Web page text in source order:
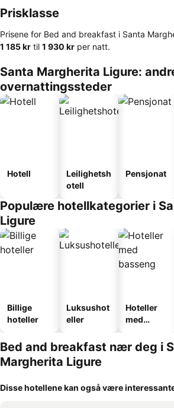
Prisklasse
Prisene for Bed and breakfast i Santa
‎1 185 kr til ‎1 930 kr per natt.
Santa Margherita Ligure:
overnattingssteder
Hotell
Leilighetsh
otell
Pensjonat
Populære hotellkategorier i
Ligure
Billige
hoteller
Luksushot
eller
Hoteller
med
Bed and breakfast nær deg i
Margherita Ligure
Disse hotellene kan også være